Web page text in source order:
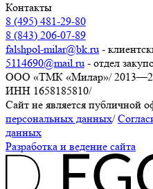
Контакты
8 (495) 481-29-80
8 (843) 206-07-89
falshpol-milar@bk.ru -
5114690@mail.ru - отдел
ООО «ТМК «Милар»/
ИНН 1658185810/
Сайт не является публичной
персональных данных/
данных
Разработка и ведение сайта